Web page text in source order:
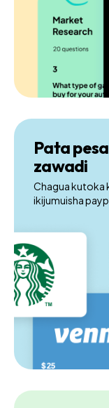
Pata
zawadi
Chagua kutoka
ikijumuisha